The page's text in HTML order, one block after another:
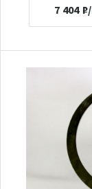
7 404